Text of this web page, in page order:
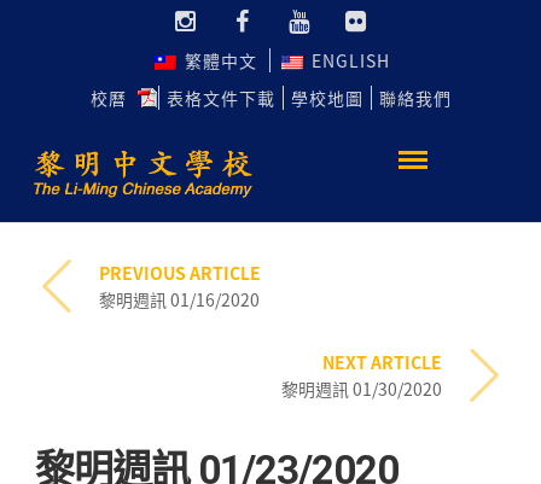
繁體中文
ENGLISH
校曆
表格文件下載 學校地圖 聯絡我們
PREVIOUS ARTICLE
黎明週訊 01/16/2020
NEXT ARTICLE
黎明週訊 01/30/2020
黎明週訊 01/23/2020